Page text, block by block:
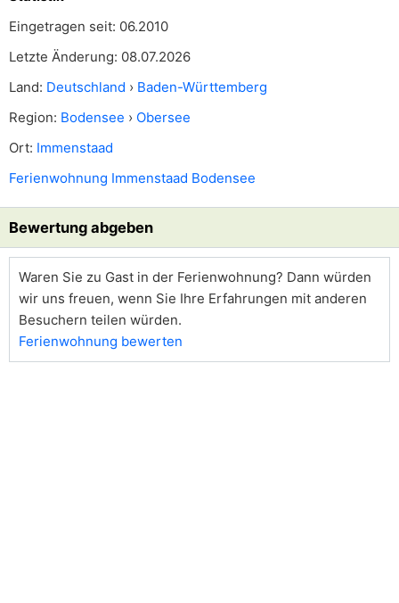
Eingetragen seit: 06.2010
Letzte Änderung: 08.07.2026
Land: Deutschland › Baden-Württemberg
Region: Bodensee › Obersee
Ort: Immenstaad
Ferienwohnung Immenstaad Bodensee
Bewertung abgeben
Waren Sie zu Gast in der Ferienwohnung? Dann würden
wir uns freuen, wenn Sie Ihre Erfahrungen mit anderen
Besuchern teilen würden.
Ferienwohnung bewerten